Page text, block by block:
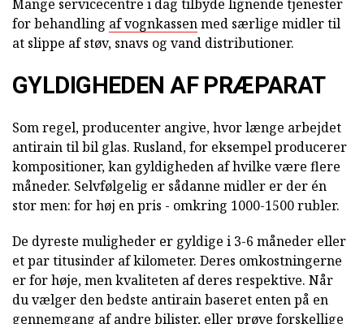
Mange servicecentre i dag tilbyde lignende tjenester
for behandling af vognkassenmed særlige midler til
at slippe af støv, snavs og vand distributioner.
GYLDIGHEDEN AF PRÆPARAT
Som regel, producenter angive, hvor længe arbejdet
antirain til bil glas. Rusland, for eksempel producerer
kompositioner, kan gyldigheden af hvilke være flere
måneder. Selvfølgelig er sådanne midler er der én
stor men: for høj en pris - omkring 1000-1500 rubler.
De dyreste muligheder er gyldige i 3-6 måneder eller
et par titusinder af kilometer. Deres omkostningerne
er for høje, men kvaliteten af deres respektive. Når
du vælger den bedste antirain baseret enten på en
gennemgang af andre bilister, eller prøve forskellige